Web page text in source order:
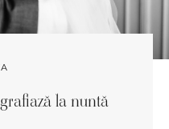
la nuntă